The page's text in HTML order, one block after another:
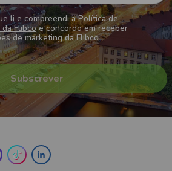
li e compreendi aPolítica de
Flibcoe concordo em receber
de marketing da Flibco